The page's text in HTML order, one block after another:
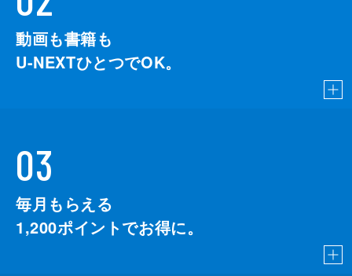
動画も書籍も
U-NEXTひとつでOK。
03
毎月もらえる
1,200ポイントでお得に。